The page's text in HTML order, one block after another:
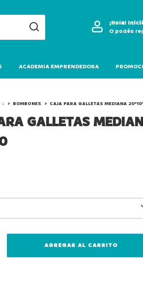
¡Hola!
O podés
ACADEMIA EMPRENDEDORA
↓ > BOMBONES > CAJA PARA GALLETAS MEDIANA
GALLETAS